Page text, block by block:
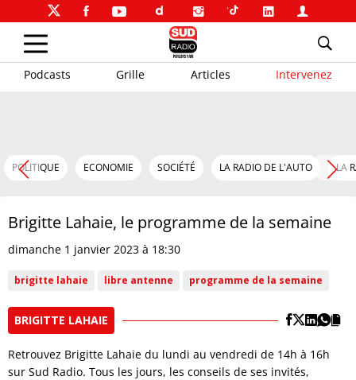
Podcasts Grille Articles Intervenez
POLITIQUE ECONOMIE SOCIÉTÉ LA RADIO DE L'AUTO LA
Brigitte Lahaie, le programme de la semaine
dimanche 1 janvier 2023 à 18:30
brigitte lahaie libre antenne programme de la semaine
BRIGITTE LAHAIE
Retrouvez Brigitte Lahaie du lundi au vendredi de 14h à 16h
sur Sud Radio. Tous les jours, les conseils de ses invités,